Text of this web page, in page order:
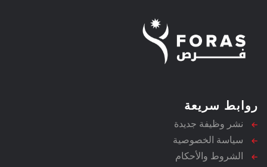
روابط سريعة
نشر وظيفة جديدة
سياسة الخصوصية
الشروط والأحكام